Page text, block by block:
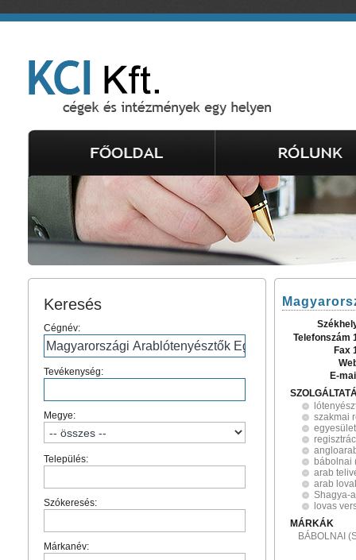
Keresés
Cégnév:
Tevékenység:
Megye:
Település:
Szókeresés:
Márkanév:
Telefonszám
Fax
E-
szakmai
egyesület
bábolnai
arab
arab
Shagya-
lovas
MÁRKÁK
BÁBOLNAI